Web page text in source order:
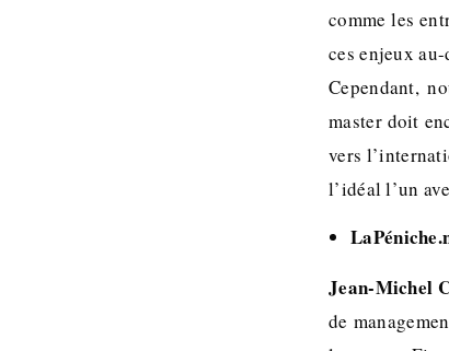
comme les
ces enjeux
Cependant,
master doit
vers
l’idéal l’un
Jean-Michel
de